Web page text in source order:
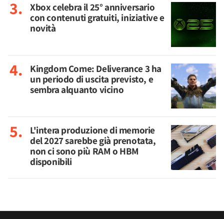
Xbox celebra il 25° anniversario
con contenuti gratuiti, iniziative e
novità
Kingdom Come: Deliverance 3 ha
un periodo di uscita previsto, e
sembra alquanto vicino
L'intera produzione di memorie
del 2027 sarebbe già prenotata,
non ci sono più RAM o HBM
disponibili